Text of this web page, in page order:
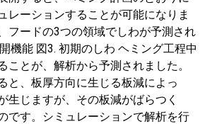
レーションすることが可能になりま
フードの3つの領域でしわが予測され
機能 図3. 初期のしわ ヘミング工程中
ことが、解析から予測されました。
と、板厚方向に生じる板減によっ
生じますが、その板減がばらつく
です。シミュレーションで解析を行